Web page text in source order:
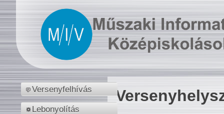
Versenyfelhívás
Lebonyolítás